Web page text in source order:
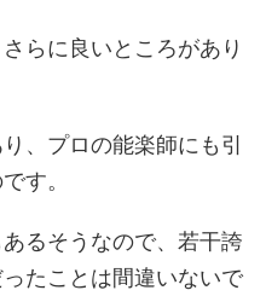
らに良いところがあり
、プロの能楽師にも引
す。
るそうなので、若干誇
たことは間違いないで